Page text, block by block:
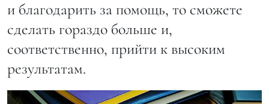
и благодарить за помощь, то сможете
сделать гораздо больше и,
соответственно, прийти к высоким
результатам.